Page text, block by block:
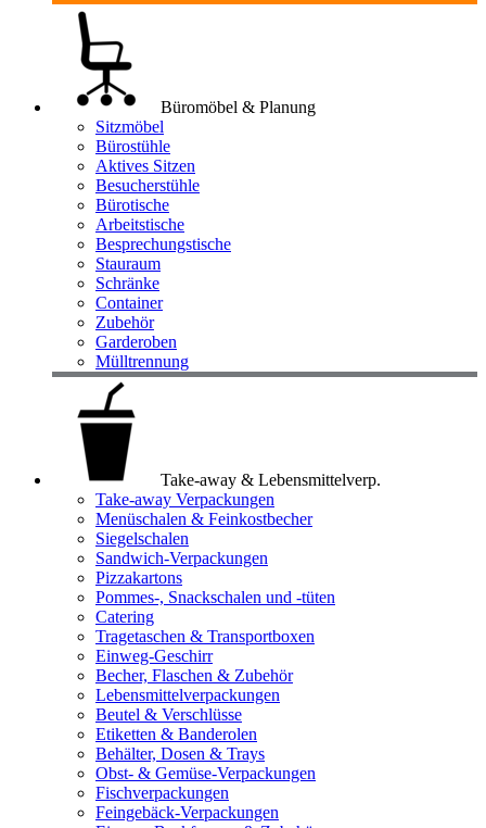
Büromöbel & Planung
Sitzmöbel
Bürostühle
Aktives Sitzen
Besucherstühle
Bürotische
Arbeitstische
Besprechungstische
Stauraum
Schränke
Container
Zubehör
Garderoben
Mülltrennung
Take-away & Lebensmittelverp.
Take-away Verpackungen
Menüschalen & Feinkostbecher
Siegelschalen
Sandwich-Verpackungen
Pizzakartons
Pommes-, Snackschalen und -tüten
Catering
Tragetaschen & Transportboxen
Einweg-Geschirr
Becher, Flaschen & Zubehör
Lebensmittelverpackungen
Beutel & Verschlüsse
Etiketten & Banderolen
Behälter, Dosen & Trays
Obst- & Gemüse-Verpackungen
Fischverpackungen
Feingebäck-Verpackungen